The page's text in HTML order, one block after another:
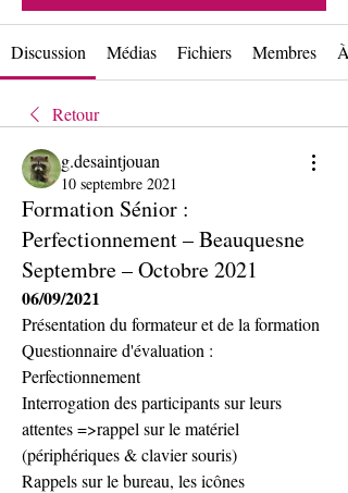
Discussion Médias Fichiers Membres
Retour
g.desaintjouan
10 septembre 2021
Formation Sénior :
Perfectionnement – Beauquesne
Septembre – Octobre 2021
06/09/2021
Présentation du formateur et de la formation
Questionnaire d'évaluation :
Perfectionnement
Interrogation des participants sur leurs
attentes =>rappel sur le matériel
(périphériques & clavier souris)
Rappels sur le bureau, les icônes